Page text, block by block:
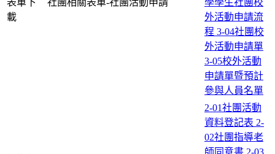
載
外活動申請流
程 3-04社團校
外活動申請單
3-05校外活動
申請單暨預計
參與人員名單
2-01社團活動
資料登記表 2-
02社團指導老
師同意書 2-03